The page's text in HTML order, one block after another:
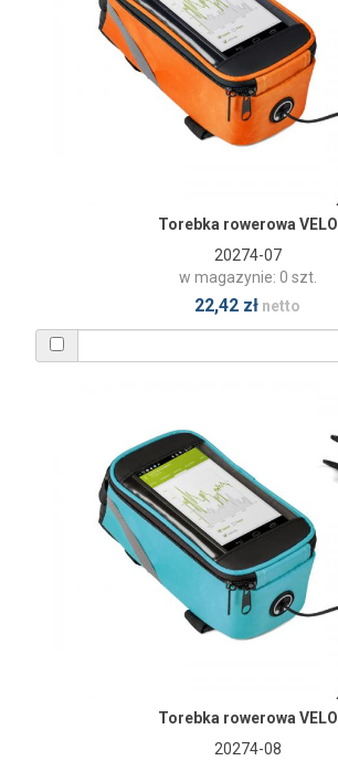
Torebka rowerowa VELO
20274-07
w magazynie: 0 szt.
22,42 zł netto
Torebka rowerowa VELO
20274-08